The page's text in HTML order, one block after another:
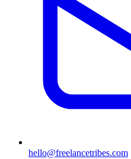
hello@freelancetribes.com